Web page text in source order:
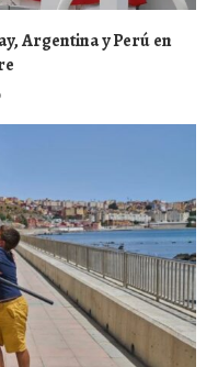
Argentina y Perú en